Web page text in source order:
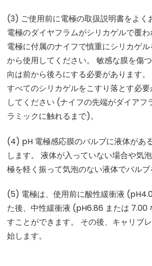
(3) ご使用前に電極の取扱説明書をよく
電極のダイヤフラムがシリカゲルで覆わ
電極に付属のナイフで慎重にシリカゲ
から使用してください。 敏感な膜を傷
向は前から後ろにする必要があります
すべてのシリカゲルをこすり落とす必
してください (ナイフの先端がダイアフ
ラミックに触れるまで)。
(4) pH 電極感応膜のバルブに液体があ
します。 液体が入っていない場合や気
極を軽く振って気泡のない液体でバルブ
(5) 電極は、使用前に酸性緩衝液
た後、中性緩衝液 (pH6.86 または 7.00
すことができます。 その後、キャリブ
始します。